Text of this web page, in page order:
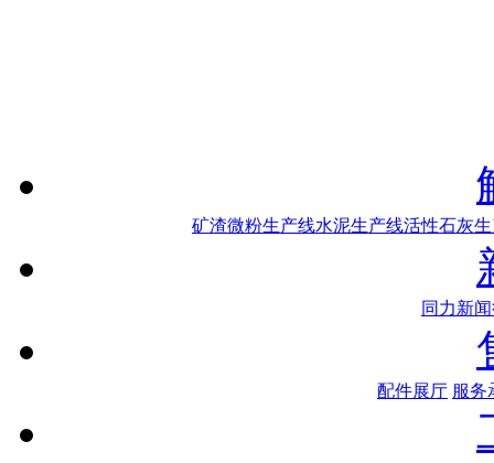
矿渣微粉生产线水泥生产线活性石灰
同力新闻
配件展厅 服务